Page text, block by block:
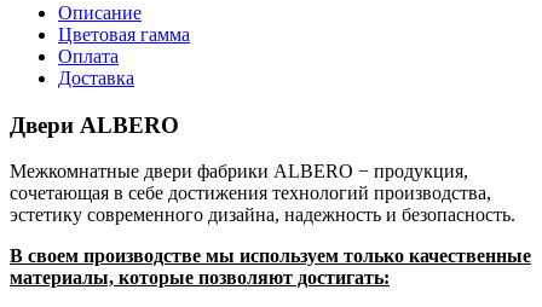
Описание
Цветовая гамма
Оплата
Доставка
Двери ALBERO
Межкомнатные двери фабрики ALBERO − продукция,
сочетающая в себе достижения технологий производства,
эстетику современного дизайна, надежность и безопасность.
В своем производстве мы используем только качественные
материалы, которые позволяют достигать: